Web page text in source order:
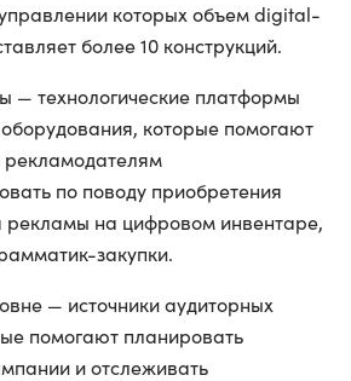
которых объем digital-
более 10 конструкций.
— технологические платформы
которые помогают
по поводу приобретения
на цифровом инвентаре,
закупки.
— источники аудиторных
помогают планировать
и отслеживать